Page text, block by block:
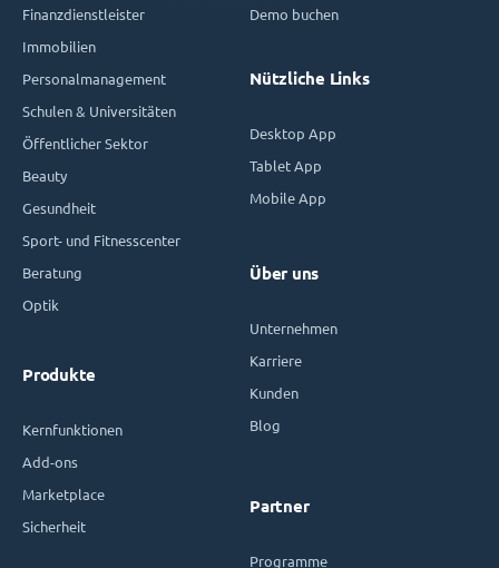
Finanzdienstleister
Immobilien
Personalmanagement
Schulen & Universitäten
Öffentlicher Sektor
Beauty
Gesundheit
Sport- und Fitnesscenter
Beratung
Optik
Produkte
Kernfunktionen
Add-ons
Marketplace
Sicherheit
Demo buchen
Nützliche Links
Desktop App
Tablet App
Mobile App
Über uns
Unternehmen
Karriere
Kunden
Blog
Partner
Programme